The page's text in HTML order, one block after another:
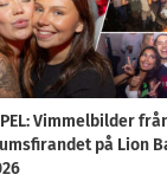
Vimmelbilder
på Lion